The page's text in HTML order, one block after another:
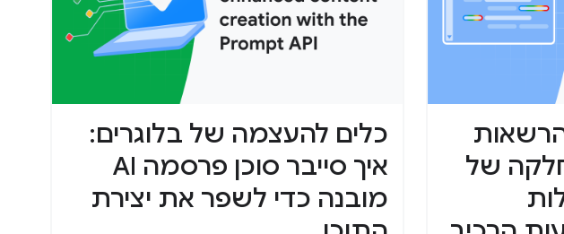
הרשאות
של
כלים להעצמה של בלוגרים:
איך סייבר סוכן פרסמה AI
מובנה כדי לשפר את יצירת